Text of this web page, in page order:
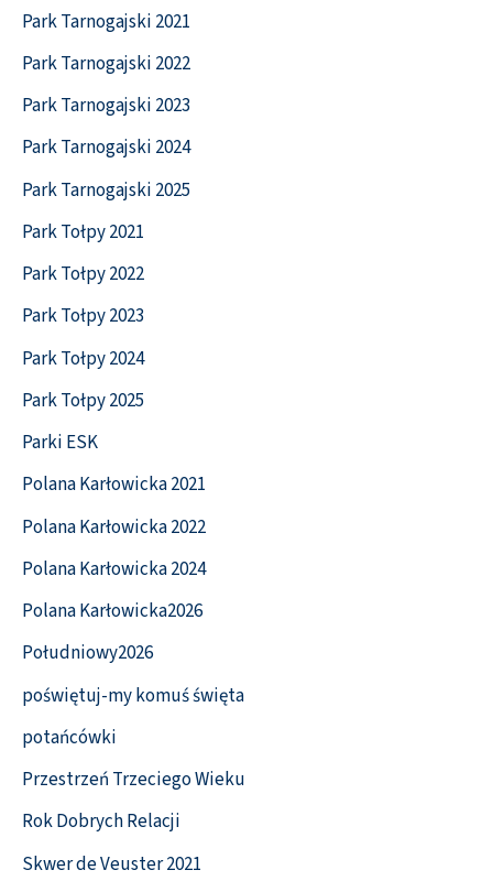
Park Tarnogajski 2021
Park Tarnogajski 2022
Park Tarnogajski 2023
Park Tarnogajski 2024
Park Tarnogajski 2025
Park Tołpy 2021
Park Tołpy 2022
Park Tołpy 2023
Park Tołpy 2024
Park Tołpy 2025
Parki ESK
Polana Karłowicka 2021
Polana Karłowicka 2022
Polana Karłowicka 2024
Polana Karłowicka2026
Południowy2026
poświętuj-my komuś święta
potańcówki
Przestrzeń Trzeciego Wieku
Rok Dobrych Relacji
Skwer de Veuster 2021